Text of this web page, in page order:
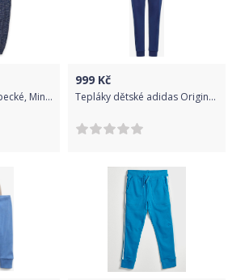
Minoti Tepláky chlapecké, Minoti, NINETY 4, modrá
999 Kč
Tepláky dětské adidas Originals | Modrá | Chlapecké | 152